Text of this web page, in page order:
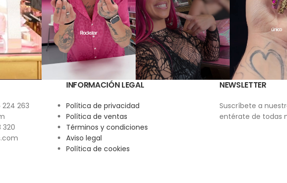
263
320
INFORMACIÓN LEGAL
Política de privacidad
Política de ventas
Términos y condiciones
Aviso legal
Política de cookies
NEWSLETTER
Suscríbete a
entérate de todas